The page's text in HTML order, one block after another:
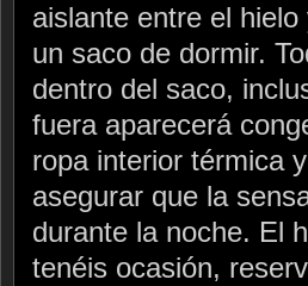
aislante entre el
un saco de dormir.
dentro del saco,
fuera aparecerá
ropa interior térmica
asegurar que la
durante la noche. El
tenéis ocasión,